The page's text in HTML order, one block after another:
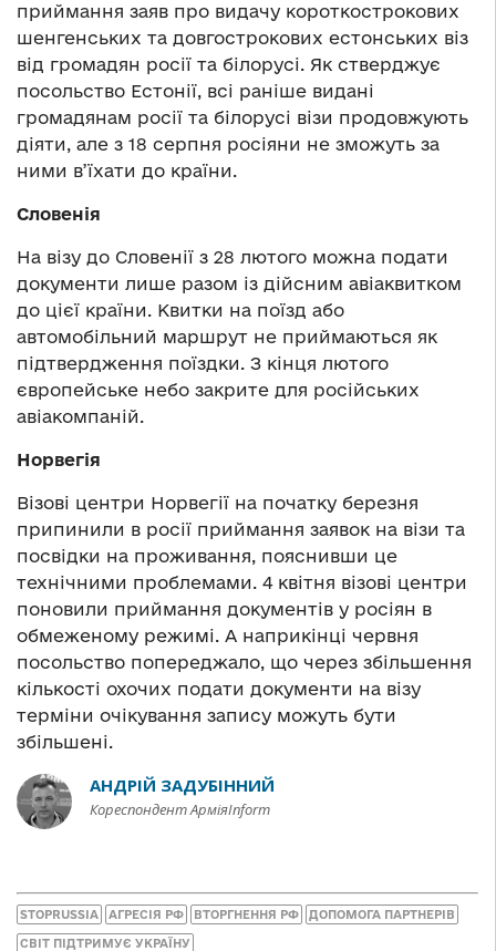
приймання заяв про видачу короткострокових
шенгенських та довгострокових естонських віз
від громадян росії та білорусі. Як стверджує
посольство Естонії, всі раніше видані
громадянам росії та білорусі візи продовжують
діяти, але з 18 серпня росіяни не зможуть за
ними в’їхати до країни.
Словенія
На візу до Словенії з 28 лютого можна подати
документи лише разом із дійсним авіаквитком
до цієї країни. Квитки на поїзд або
автомобільний маршрут не приймаються як
підтвердження поїздки. З кінця лютого
європейське небо закрите для російських
авіакомпаній.
Норвегія
Візові центри Норвегії на початку березня
припинили в росії приймання заявок на візи та
посвідки на проживання, пояснивши це
технічними проблемами. 4 квітня візові центри
поновили приймання документів у росіян в
обмеженому режимі. А наприкінці червня
посольство попереджало, що через збільшення
кількості охочих подати документи на візу
терміни очікування запису можуть бути
збільшені.
АНДРІЙ ЗАДУБІННИЙ
Кореспондент АрміяInform
STOPRUSSIA АГРЕСІЯ РФ ВТОРГНЕННЯ РФ ДОПОМОГА ПАРТНЕРІВ
СВІТ ПІДТРИМУЄ УКРАЇНУ